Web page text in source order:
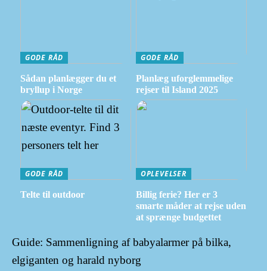
GODE RÅD
Sådan planlægger du et
bryllup i Norge
GODE RÅD
Planlæg uforglemmelige
rejser til Island 2025
GODE RÅD
Telte til outdoor
OPLEVELSER
Billig ferie? Her er 3
smarte måder at rejse uden
at sprænge budgettet
Guide: Sammenligning af babyalarmer på bilka,
elgiganten og harald nyborg